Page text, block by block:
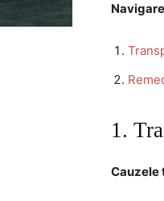
1.
Cauzele